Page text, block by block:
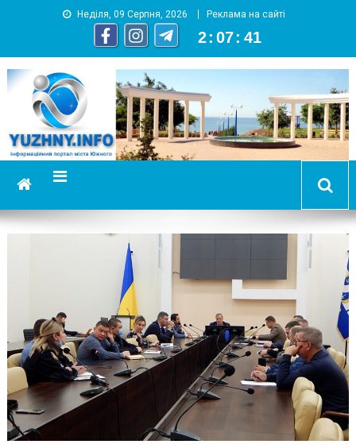
Неділя, 09 Серпня, 2026 Реклама на сайті
2 : 07 : 43
YUZHNY.INFO
информационный портал города Южный